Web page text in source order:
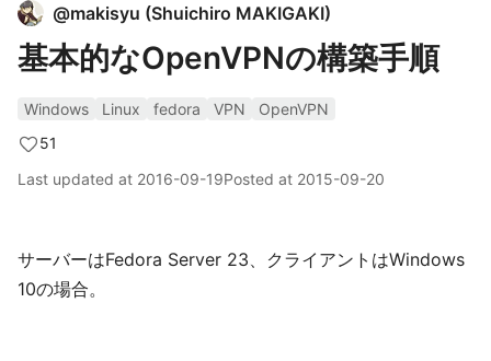
@makisyu (Shuichiro MAKIGAKI)
基本的なOpenVPNの構築手順
Windows Linux fedora VPN
OpenVPN
51
Last updated at 2016-09-19Posted at 2015-09-20
サーバーはFedora Server 23、クライアントはWindows
10の場合。